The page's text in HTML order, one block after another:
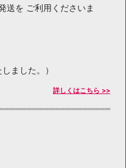
送を ご利用くださいま
ました。）
詳しくはこちら >>